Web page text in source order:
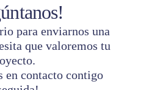
para enviarnos una
que valoremos tu
en contacto contigo